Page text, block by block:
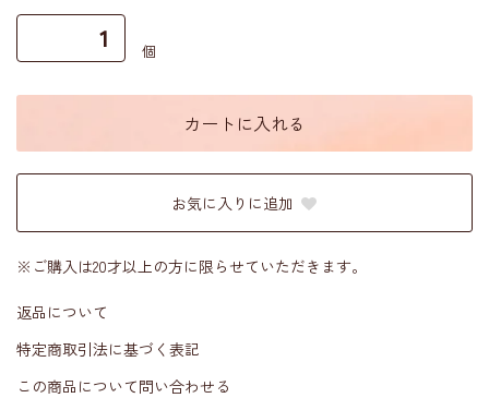
個
カートに入れる
お気に入りに追加
※ご購入は20才以上の方に限らせていただきます。
返品について
特定商取引法に基づく表記
この商品について問い合わせる